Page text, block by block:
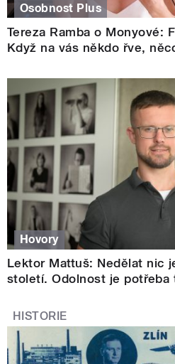
Osobnost Plus
Tereza Ramba o Monyové:
Když na vás někdo řve,
Hovory
Lektor Mattuš: Nedělat nic
století. Odolnost je potřeba
HISTORIE